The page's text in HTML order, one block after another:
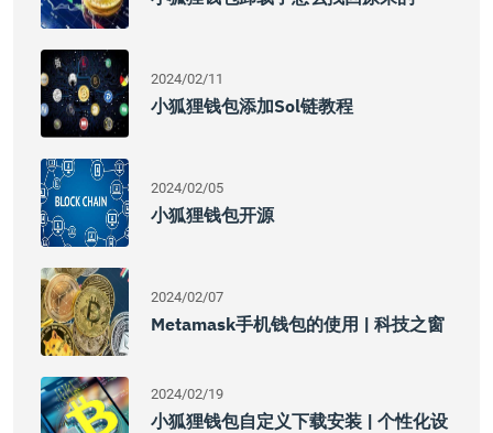
2024/02/11
小狐狸钱包添加Sol链教程
2024/02/05
小狐狸钱包开源
2024/02/07
Metamask手机钱包的使用 | 科技之窗
2024/02/19
小狐狸钱包自定义下载安装 | 个性化设